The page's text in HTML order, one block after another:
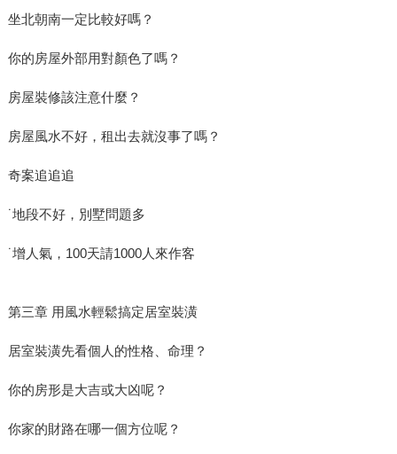
坐北朝南一定比較好嗎？
你的房屋外部用對顏色了嗎？
房屋裝修該注意什麼？
房屋風水不好，租出去就沒事了嗎？
奇案追追追
˙地段不好，別墅問題多
˙增人氣，100天請1000人來作客
第三章 用風水輕鬆搞定居室裝潢
居室裝潢先看個人的性格、命理？
你的房形是大吉或大凶呢？
你家的財路在哪一個方位呢？